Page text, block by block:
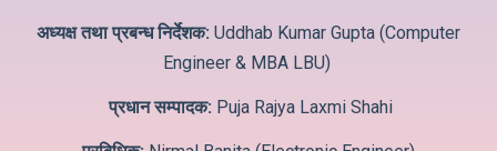
अध्यक्ष तथा प्रबन्ध निर्देशक: Uddhab Kumar Gupta (Computer
Engineer & MBA LBU)
प्रधान सम्पादक: Puja Rajya Laxmi Shahi